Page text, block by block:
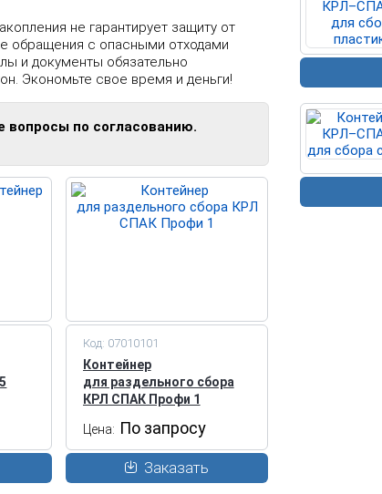
не гарантирует защиту от
обращения с опасными отходами
и документы обязательно
Экономьте свое время и деньги!
вопросы по согласованию.
Код: 07010101
Контейнер
для раздельного сбора
КРЛ СПАК Профи 1
Цена: По запросу
Заказать